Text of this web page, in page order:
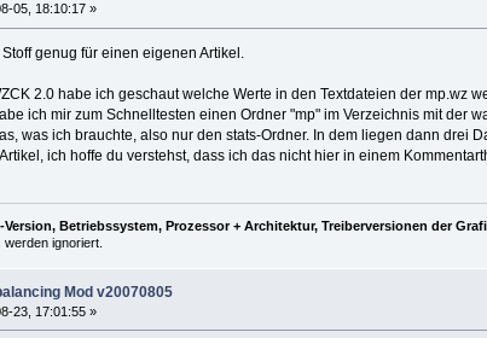
05, 18:10:17 »
genug für einen eigenen Artikel.
2.0 habe ich geschaut welche Werte in den Textdateien der
ich mir zum Schnelltesten einen Ordner "mp" im Verzeichnis mit der
was ich brauchte, also nur den stats-Ordner. In dem liegen dann drei
ich hoffe du verstehst, dass ich das nicht hier in einem
Version, Betriebssystem, Prozessor + Architektur, Treiberversionen der
werden ignoriert.
Mod v20070805
23, 17:01:55 »